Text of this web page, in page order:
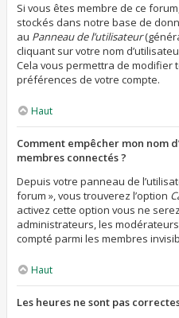
Si vous êtes membre de ce
stockés dans notre base de
au Panneau de l’utilisateur
cliquant sur votre nom
Cela vous permettra de modifier
préférences de votre compte.
Haut
Comment empêcher mon nom
membres connectés ?
Depuis votre panneau de
forum », vous trouverez l’option
activez cette option vous ne
administrateurs, les
compté parmi les membres
Haut
Les heures ne sont pas